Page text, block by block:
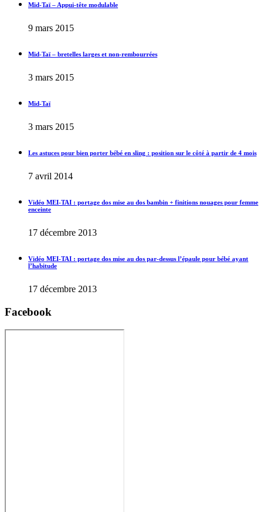
Mid-Taï – Appui-tête modulable
9 mars 2015
Mid-Taï – bretelles larges et non-rembourrées
3 mars 2015
Mid-Taï
3 mars 2015
Les astuces pour bien porter bébé en sling : position sur le côté à partir de 4 mois
7 avril 2014
Vidéo MEI-TAI : portage dos mise au dos bambin + finitions nouages pour femme
enceinte
17 décembre 2013
Vidéo MEI-TAI : portage dos mise au dos par-dessus l’épaule pour bébé ayant
l’habitude
17 décembre 2013
Facebook